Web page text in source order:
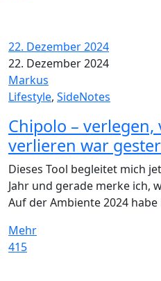
22. Dezember 2024
22. Dezember 2024
Markus
Lifestyle, SideNotes
Chipolo –
verlieren war
Dieses Tool begleitet mich
Jahr und gerade merke ich,
Auf der Ambiente 2024
Mehr
415